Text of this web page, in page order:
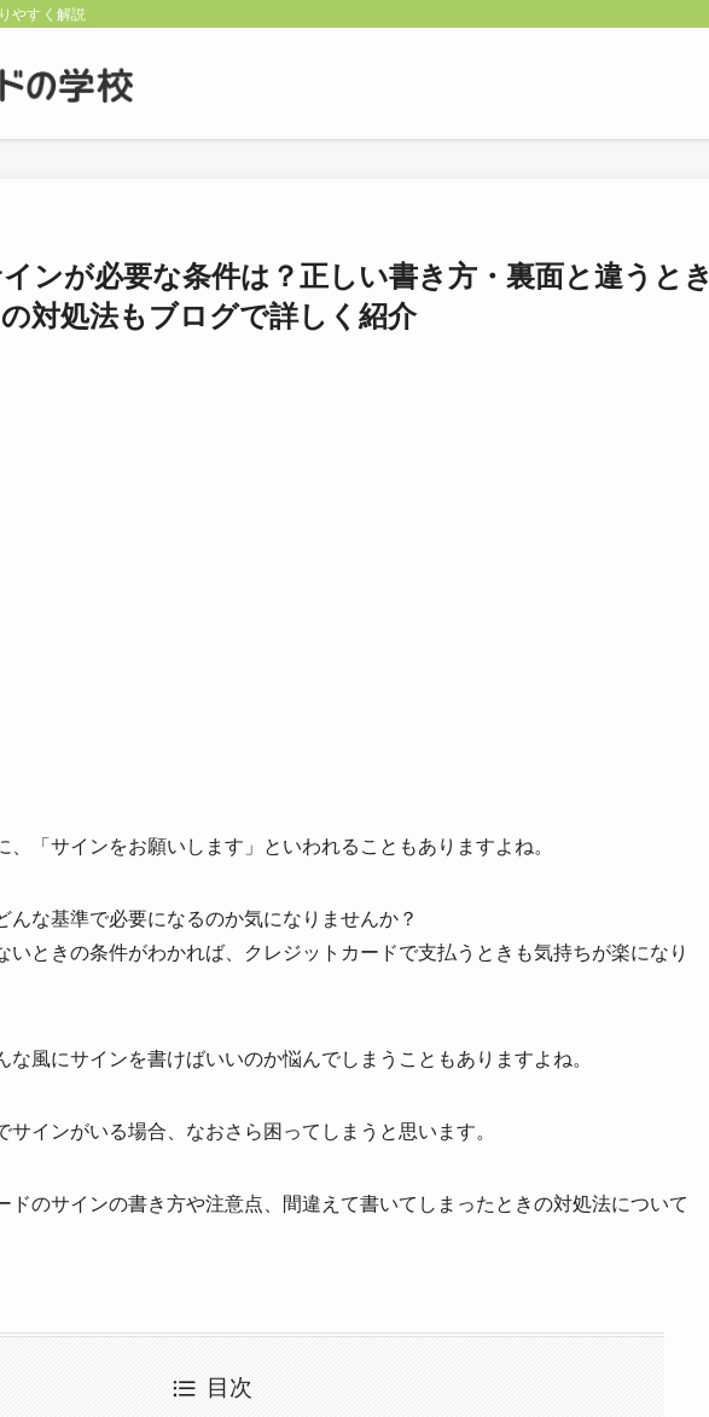
やすく解説
ンが必要な条件は？正しい書き方・裏面と違うとき
対処法もブログで詳しく紹介
、「サインをお願いします」といわれることもありますよね。
んな基準で必要になるのか気になりませんか？
いときの条件がわかれば、クレジットカードで支払うときも気持ちが楽になり
な風にサインを書けばいいのか悩んでしまうこともありますよね。
インがいる場合、なおさら困ってしまうと思います。
ドのサインの書き方や注意点、間違えて書いてしまったときの対処法について
目次